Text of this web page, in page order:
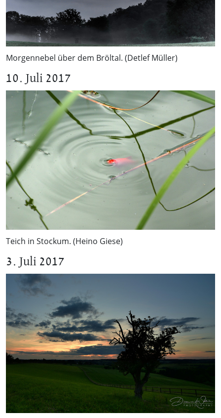
Morgennebel über dem Bröltal. (Detlef Müller)
10. Juli 2017
Teich in Stockum. (Heino Giese)
3. Juli 2017